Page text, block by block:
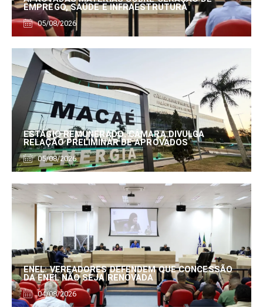
EMPREGO, SAÚDE E INFRAESTRUTURA
05/08/2026
ESTÁGIO REMUNERADO: CÂMARA DIVULGA
RELAÇÃO PRELIMINAR DE APROVADOS
05/08/2026
ENEL: VEREADORES DEFENDEM QUE CONCESSÃO
DA ENEL NÃO SEJA RENOVADA
04/08/2026